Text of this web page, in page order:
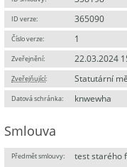
ID verze: 365090
Číslo verze: 1
Zveřejnění: 22.03.2024
Zveřejňující: Statutární
Datová schránka: knwewha
Smlouva
Předmět smlouvy:
test starého